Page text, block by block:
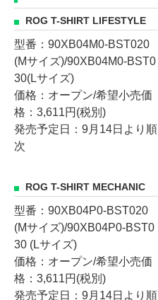
ROG T-SHIRT LIFESTYLE
型番：90XB04M0-BST020
(Mサイズ)/90XB04M0-BST0
30(Lサイズ)
価格：オープン/希望小売価
格：3,611円(税別)
発売予定日：9月14日より順
次
ROG T-SHIRT MECHANIC
型番：90XB04P0-BST020
(Mサイズ)/90XB04P0-BST0
30 (Lサイズ)
価格：オープン/希望小売価
格：3,611円(税別)
発売予定日：9月14日より順